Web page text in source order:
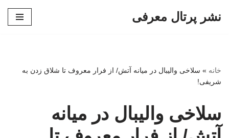
نشر پرتال معرفی
خانه » سلاخی والیبال در میانه آتش/ از فرار معروف تا شلاق زدن به
شریفی!
سلاخی والیبال در میانه